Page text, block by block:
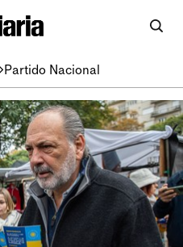
Partido Nacional